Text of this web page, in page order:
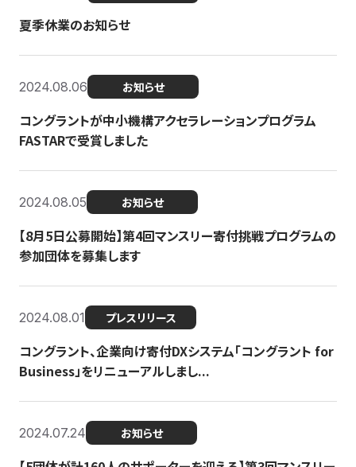
夏季休業のお知らせ
2024.08.06 お知らせ
コングラントが中小機構アクセラレーションプログラム
FASTARで受賞しました
2024.08.05 お知らせ
【8月5日公募開始】第4回マンスリー寄付挑戦プログラムの
参加団体を募集します
2024.08.01 プレスリリース
コングラント、企業向け寄付DXシステム「コングラント for
Business」をリニューアルしまし...
2024.07.24 お知らせ